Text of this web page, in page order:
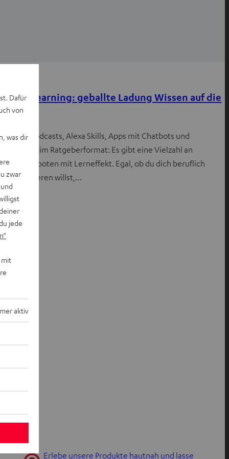
Learning: geballte Ladung Wissen auf die
Wissens-Podcasts, Alexa Skills, Apps mit Chatbots und
Hörbücher im Ratgeberformat: Es gibt eine Vielzahl an
mit Lerneffekt. Egal, ob du dich beruflich
willst,…
Erlebe unsere Produkte hautnah und lasse
Dafür
von
was dir
zwar
jede
mit
aktiv